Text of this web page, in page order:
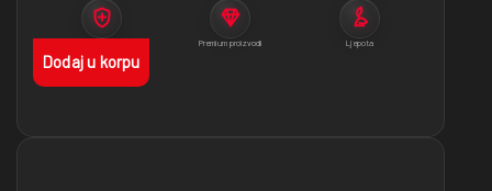
Premium proizvodi Ljepota
Dodaj u korpu